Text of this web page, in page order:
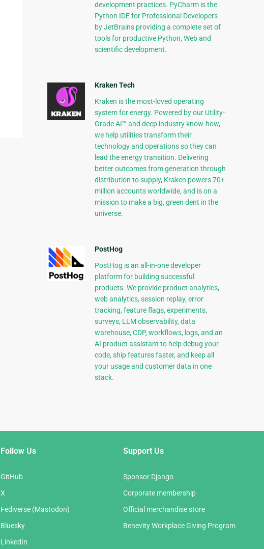
development practices. PyCharm is the
Python IDE for Professional Developers
by JetBrains providing a complete set of
tools for productive Python, Web and
scientific development.
Kraken Tech
Kraken is the most-loved operating
system for energy. Powered by our Utility-
Grade AI™ and deep industry know-how,
we help utilities transform their
technology and operations so they can
lead the energy transition. Delivering
better outcomes from generation through
distribution to supply, Kraken powers 70+
million accounts worldwide, and is on a
mission to make a big, green dent in the
universe.
PostHog
PostHog is an all-in-one developer
platform for building successful
products. We provide product analytics,
web analytics, session replay, error
tracking, feature flags, experiments,
surveys, LLM observability, data
warehouse, CDP, workflows, logs, and an
AI product assistant to help debug your
code, ship features faster, and keep all
your usage and customer data in one
stack.
Follow Us
GitHub
X
Fediverse (Mastodon)
Bluesky
LinkedIn
Support Us
Sponsor Django
Corporate membership
Official merchandise store
Benevity Workplace Giving Program